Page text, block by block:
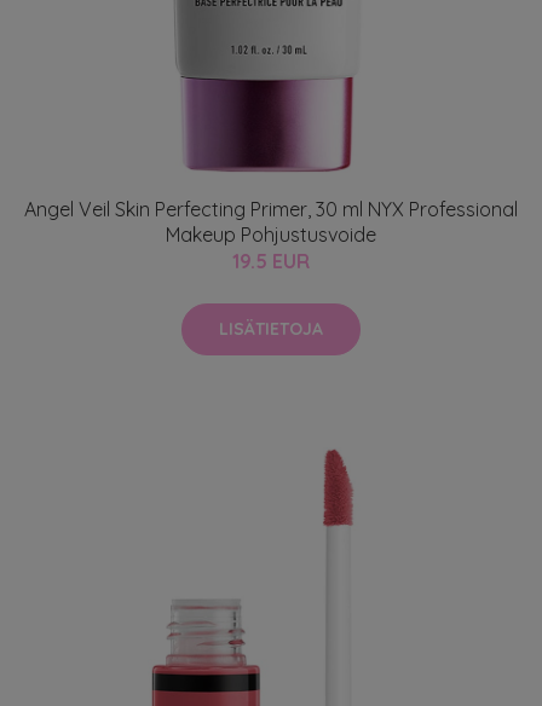
Angel Veil Skin Perfecting Primer, 30 ml NYX Professional
Makeup Pohjustusvoide
19.5 EUR
LISÄTIETOJA